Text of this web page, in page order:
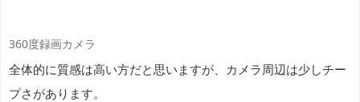
360度録画カメラ
全体的に質感は高い方だと思いますが、カメラ周辺は少しチー
プさがあります。